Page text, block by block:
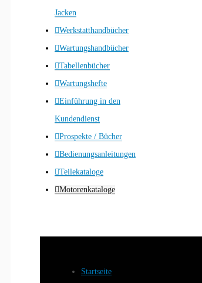
Jacken
Werkstatthandbücher
Wartungshandbücher
Tabellenbücher
Wartungshefte
Einführung in den
Kundendienst
Prospekte / Bücher
Bedienungsanleitungen
Teilekataloge
Motorenkataloge
Startseite